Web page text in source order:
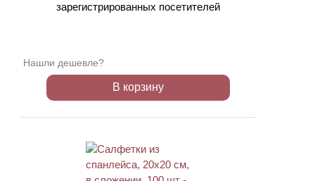
зарегистрированных посетителей
Нашли дешевле?
В корзину